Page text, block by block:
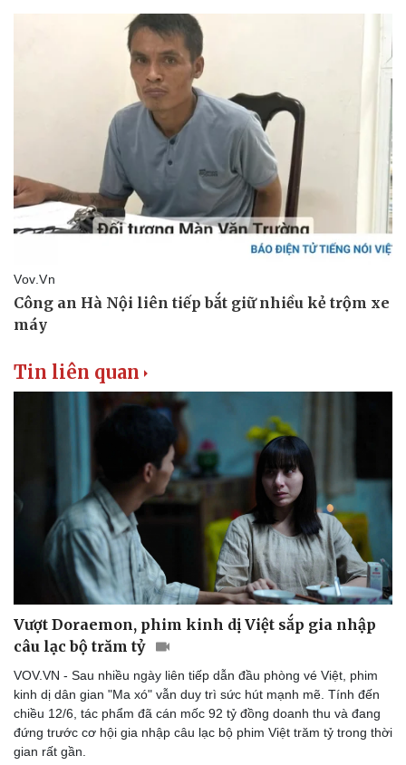
Thông tin doanh nghiệp
Doanh nghiệp 24h
Sành điệu
Tin Công nghệ
Trải nghiệm
Chuyển đổi số
Tin liên quan
Vượt Doraemon, phim kinh dị Việt sắp gia nhập
câu lạc bộ trăm tỷ
VOV.VN - Sau nhiều ngày liên tiếp dẫn đầu phòng vé Việt, phim
kinh dị dân gian "Ma xó" vẫn duy trì sức hút mạnh mẽ. Tính đến
chiều 12/6, tác phẩm đã cán mốc 92 tỷ đồng doanh thu và đang
đứng trước cơ hội gia nhập câu lạc bộ phim Việt trăm tỷ trong thời
gian rất gần.